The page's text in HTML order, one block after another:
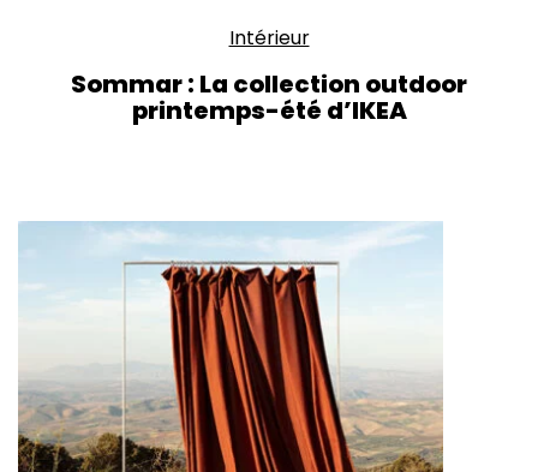
Intérieur
Sommar : La collection outdoor
printemps-été d’IKEA